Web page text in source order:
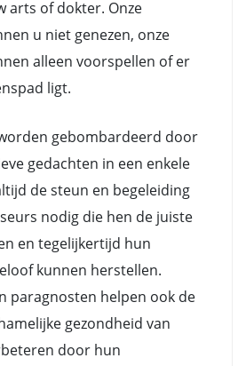
arts of dokter. Onze
u niet genezen, onze
alleen voorspellen of er
ligt.
gebombardeerd door
gedachten in een enkele
de steun en begeleiding
nodig die hen de juiste
en tegelijkertijd hun
kunnen herstellen.
paragnosten helpen ook de
gezondheid van
door hun